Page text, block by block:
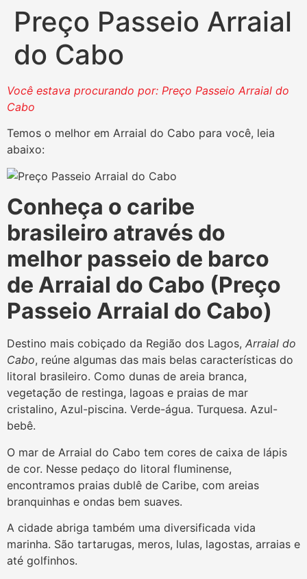
Preço Passeio Arraial
do Cabo
Você estava procurando por: Preço Passeio Arraial do
Cabo
Temos o melhor em Arraial do Cabo para você, leia
abaixo:
Conheça o caribe
brasileiro através do
melhor passeio de barco
de Arraial do Cabo (Preço
Passeio Arraial do Cabo)
Destino mais cobiçado da Região dos Lagos, Arraial do
Cabo, reúne algumas das mais belas características do
litoral brasileiro. Como dunas de areia branca,
vegetação de restinga, lagoas e praias de mar
cristalino, Azul-piscina. Verde-água. Turquesa. Azul-
bebê.
O mar de Arraial do Cabo tem cores de caixa de lápis
de cor. Nesse pedaço do litoral fluminense,
encontramos praias dublê de Caribe, com areias
branquinhas e ondas bem suaves.
A cidade abriga também uma diversificada vida
marinha. São tartarugas, meros, lulas, lagostas, arraias e
até golfinhos.